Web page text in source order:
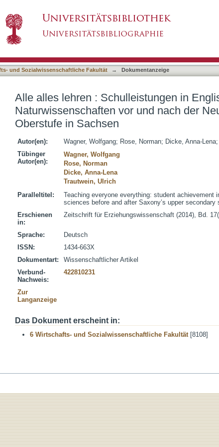
in Englisch, Mathematik und den
gymnasialen Oberstufe in Sachsen
und Sozialwissenschaftliche Fakultät → Dokumentanzeige
Alle alles lehren : Schulleistungen in
Naturwissenschaften vor und nach der
Oberstufe in Sachsen
Autor(en): Wagner, Wolfgang; Rose, Norman; Dicke, Anna-Lena;
Tübinger
Autor(en):
Wagner, Wolfgang
Rose, Norman
Dicke, Anna-Lena
Trautwein, Ulrich
Paralleltitel:
Teaching everyone everything: student achievement
sciences before and after Saxony’s upper secondary
Erschienen
in:
Zeitschrift für Erziehungswissenschaft (2014), Bd.
Sprache:
Deutsch
ISSN:
1434-663X
Dokumentart:
Wissenschaftlicher Artikel
Verbund-
Nachweis:
422810231
Zur
Langanzeige
Das Dokument erscheint in:
6 Wirtschafts- und Sozialwissenschaftliche Fakultät[8108]